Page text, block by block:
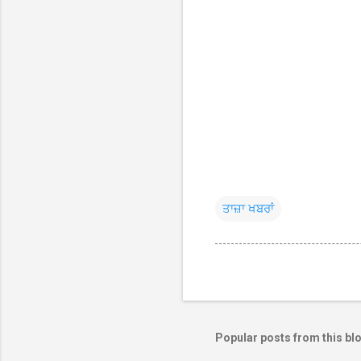
ਤਾਜ਼ਾ ਖਬਰਾਂ
Popular posts from this